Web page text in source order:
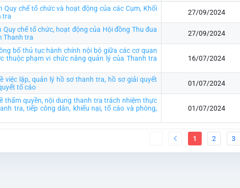
Quy chế tổ chức và hoạt động của các Cụm, Khối
tra
27/09/2024
Quy chế tổ chức, hoạt động của Hội đồng Thu đua
Thanh tra
27/09/2024
bố thủ tục hành chính nội bộ giữa các cơ quan
thuộc phạm vi chức năng quản lý của Thanh tra
16/07/2024
việc lập, quản lý hồ sơ thanh tra, hồ sơ giải quyết
tố cáo
01/07/2024
thẩm quyền, nội dung thanh tra trách nhiệm thực
tra, tiếp công dân, khiếu nại, tố cáo và phòng,
01/07/2024
1 2 3